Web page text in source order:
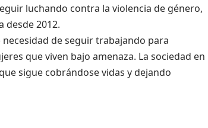
luchando contra la violencia de género,
desde 2012.
de seguir trabajando para
que viven bajo amenaza. La sociedad en
sigue cobrándose vidas y dejando